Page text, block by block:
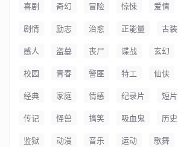
喜剧 奇幻 冒险 惊悚 爱情
剧情 励志 治愈 正能量 古装
感人 盗墓 丧尸 谍战 玄幻
校园 青春 警匪 特工 仙侠
经典 家庭 情感 纪录片 短片
传记 怪兽 搞笑 吸血鬼 历史
监狱 动漫 音乐 运动 歌舞